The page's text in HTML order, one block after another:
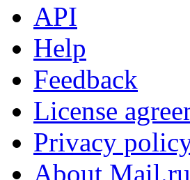
API
Help
Feedback
License
Privacy
About Mail.ru